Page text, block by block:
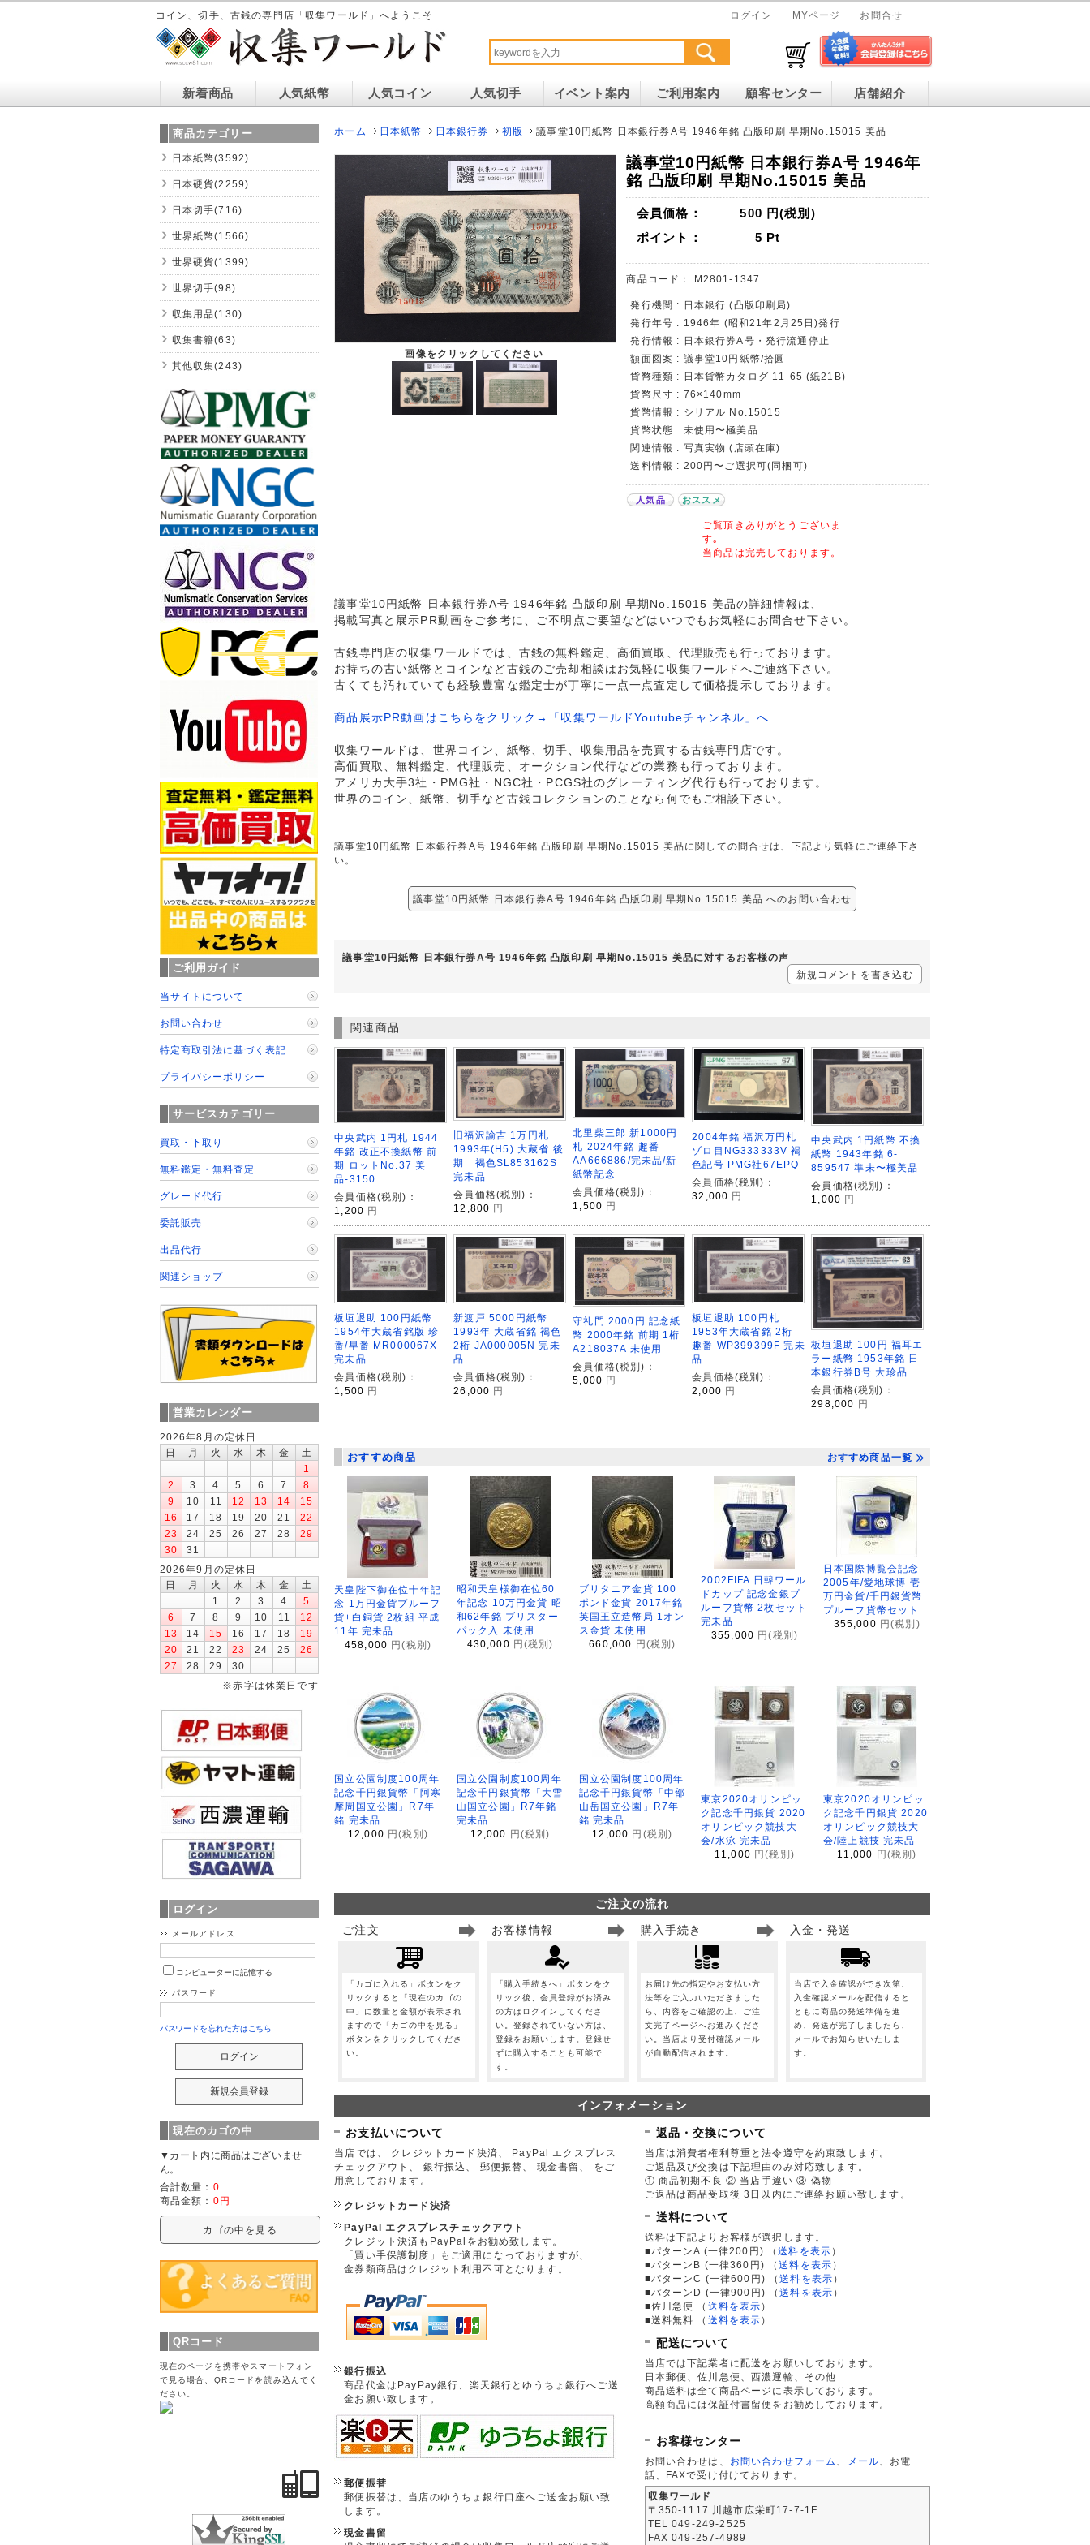
コイン、切手、古銭の専門店「収集ワールド」へようこそ ログイン MYページ お問合せ
新着商品 人気紙幣 人気コイン 人気切手 イベント案内 ご利用案内 顧客センター 店舗紹介
ホーム 日本紙幣 日本銀行券 初版 議事堂10円紙幣 日本銀行券A号 1946年銘 凸版印刷 早期No.15015 美品
画像をクリックしてください
議事堂10円紙幣 日本銀行券A号 1946年
銘 凸版印刷 早期No.15015 美品
会員価格： 500 円(税別)
ポイント：
5 Pt
商品コード： M2801-1347
発行機関 : 日本銀行 (凸版印刷局)
発行年号 : 1946年 (昭和21年2月25日)発行
発行情報 : 日本銀行券A号・発行流通停止
額面図案 : 議事堂10円紙幣/拾圓
貨幣種類 : 日本貨幣カタログ 11-65 (紙21B)
貨幣尺寸 : 76×140mm
貨幣情報 : シリアル No.15015
貨幣状態 : 未使用〜極美品
関連情報 : 写真実物 (店頭在庫)
送料情報 : 200円〜ご選択可(同梱可)
人気品 おススメ
ご覧頂きありがとうございま
す｡
当商品は完売しております。
議事堂10円紙幣 日本銀行券A号 1946年銘 凸版印刷 早期No.15015 美品の詳細情報は、
掲載写真と展示PR動画をご参考に、ご不明点ご要望などはいつでもお気軽にお問合せ下さい。
古銭専門店の収集ワールドでは、古銭の無料鑑定、高価買取、代理販売も行っております。
お持ちの古い紙幣とコインなど古銭のご売却相談はお気軽に収集ワールドへご連絡下さい。
古くても汚れていても経験豊富な鑑定士が丁寧に一点一点査定して価格提示しております。
商品展示PR動画はこちらをクリック→「収集ワールドYoutubeチャンネル」へ
収集ワールドは、世界コイン、紙幣、切手、収集用品を売買する古銭専門店です。
高価買取、無料鑑定、代理販売、オークション代行などの業務も行っております。
アメリカ大手3社・PMG社・NGC社・PCGS社のグレーティング代行も行っております。
世界のコイン、紙幣、切手など古銭コレクションのことなら何でもご相談下さい。
議事堂10円紙幣 日本銀行券A号 1946年銘 凸版印刷 早期No.15015 美品に関しての問合せは、下記より気軽にご連絡下さ
い。
議事堂10円紙幣 日本銀行券A号 1946年銘 凸版印刷 早期No.15015 美品 へのお問い合わせ
議事堂10円紙幣 日本銀行券A号 1946年銘 凸版印刷 早期No.15015 美品に対するお客様の声
新規コメントを書き込む
関連商品
中央武内 1円札 1944
年銘 改正不換紙幣 前
期 ロットNo.37 美
品-3150
会員価格(税別)：
1,200 円
旧福沢諭吉 1万円札
1993年(H5) 大蔵省 後
期 褐色SL853162S
完未品
会員価格(税別)：
12,800 円
北里柴三郎 新1000円
札 2024年銘 趣番
AA666886/完未品/新
紙幣記念
会員価格(税別)：
1,500 円
2004年銘 福沢万円札
ゾロ目NG333333V 褐
色記号 PMG社67EPQ
会員価格(税別)：
32,000 円
中央武内 1円紙幣 不換
紙幣 1943年銘 6-
859547 準未〜極美品
会員価格(税別)：
1,000 円
板垣退助 100円紙幣
1954年大蔵省銘版 珍
番/早番 MR000067X
完未品
会員価格(税別)：
1,500 円
新渡戸 5000円紙幣
1993年 大蔵省銘 褐色
2桁 JA000005N 完未
品
会員価格(税別)：
26,000 円
守礼門 2000円 記念紙
幣 2000年銘 前期 1桁
A218037A 未使用
会員価格(税別)：
5,000 円
板垣退助 100円札
1953年大蔵省銘 2桁
趣番 WP399399F 完未
品
会員価格(税別)：
2,000 円
板垣退助 100円 福耳エ
ラー紙幣 1953年銘 日
本銀行券B号 大珍品
会員価格(税別)：
298,000
円
おすすめ商品 おすすめ商品一覧
天皇陛下御在位十年記
念 1万円金貨プルーフ
貨+白銅貨 2枚組 平成
11年 完未品
458,000 円(税別)
昭和天皇様御在位60
年記念 10万円金貨 昭
和62年銘 ブリスター
パック入 未使用
430,000 円(税別)
ブリタニア金貨 100
ポンド金貨 2017年銘
英国王立造幣局 1オン
ス金貨 未使用
660,000 円(税別)
2002FIFA 日韓ワール
ドカップ 記念金銀プ
ルーフ貨幣 2枚セット
完未品
355,000 円(税別)
日本国際博覧会記念
2005年/愛地球博 壱
万円金貨/千円銀貨幣
プルーフ貨幣セット
355,000 円(税別)
国立公園制度100周年
記念千円銀貨幣「阿寒
摩周国立公園」R7年
銘 完未品
12,000 円(税別)
国立公園制度100周年
記念千円銀貨幣「大雪
山国立公園」R7年銘
完未品
12,000 円(税別)
国立公園制度100周年
記念千円銀貨幣「中部
山岳国立公園」R7年
銘 完未品
12,000 円(税別)
東京2020オリンピッ
ク記念千円銀貨 2020
オリンピック競技大
会/水泳 完未品
11,000 円(税別)
東京2020オリンピッ
ク記念千円銀貨 2020
オリンピック競技大
会/陸上競技 完未品
11,000 円(税別)
ご注文の流れ
ご注文
「カゴに入れる」ボタンをク
リックすると「現在のカゴの
中」に数量と金額が表示され
ますので「カゴの中を見る」
ボタンをクリックしてくださ
い。
お客様情報
「購入手続きへ」ボタンをク
リック後、会員登録がお済み
の方はログインしてくださ
い。登録されていない方は、
登録をお願いします。登録せ
ずに購入することも可能で
す。
購入手続き
お届け先の指定やお支払い方
法等をご入力いただきました
ら、内容をご確認の上、ご注
文完了ページへお進みくださ
い。当店より受付確認メール
が自動配信されます。
入金・発送
当店で入金確認ができ次第、
入金確認メールを配信すると
ともに商品の発送準備を進
め、発送が完了しましたら、
メールでお知らせいたしま
す。
インフォメーション
お支払いについて
当店では、 クレジットカード決済、 PayPal エクスプレス
チェックアウト、 銀行振込、 郵便振替、 現金書留、 をご
用意しております。
クレジットカード決済
PayPal エクスプレスチェックアウト
クレジット決済もPayPalをお勧め致します。
「買い手保護制度」もご適用になっておりますが、
金券類商品はクレジット利用不可となります。
銀行振込
商品代金はPayPay銀行、楽天銀行とゆうちょ銀行へご送
金お願い致します。
郵便振替
郵便振替は、当店のゆうちょ銀行口座へご送金お願い致
します。
現金書留
返品・交換について
当店は消費者権利尊重と法令遵守を約束致します。
ご返品及び交換は下記理由のみ対応致します。
① 商品初期不良 ② 当店手違い ③ 偽物
ご返品は商品受取後 3日以内にご連絡お願い致します。
送料について
送料は下記よりお客様が選択します。
■パターンA (一律200円)
（送料を表示 ）
■パターンB (一律360円)
（送料を表示 ）
■パターンC (一律600円)
（送料を表示 ）
■パターンD (一律900円)
（送料を表示 ）
■佐川急便
（ 送料を表示 ）
■送料無料
（ 送料を表示 ）
配送について
当店では下記業者に配送をお願いしております。
日本郵便、佐川急便、西濃運輸、その他
商品送料は全て商品ページに表示しております。
高額商品には保証付書留便をお勧めしております。
お客様センター
お問い合わせは、 お問い合わせフォーム メール 、お電
話、FAXで受け付けております。
収集ワールド
〒350-1117 川越市広栄町17-7-1F
TEL 049-249-2525
FAX 049-257-4989
商品カテゴリー
日本紙幣(3592)
日本硬貨(2259)
日本切手(716)
世界紙幣(1566)
世界硬貨(1399)
世界切手(98)
収集用品(130)
収集書籍(63)
其他収集(243)
ご利用ガイド
当サイトについて
お問い合わせ
特定商取引法に基づく表記
プライバシーポリシー
サービスカテゴリー
買取・下取り
無料鑑定・無料査定
グレード代行
委託販売
出品代行
関連ショップ
営業カレンダー
2026年8月の定休日
日
月 火 水 木 金
土
1
2
3 4 5 6 7
8
9
10 11 12 13 14
15
16
17 18 19 20 21
22
23
24 25 26 27 28
29
30
31
2026年9月の定休日
日
月 火 水 木 金
土
1
2 3 4
5
6
7 8 9 10 11
12
13
14 15 16 17 18
19
20
21 22 23 24 25
26
27
28 29
30
※赤字は休業日です
ログイン
メールアドレス
コンピューターに記憶する
パスワード
パスワードを忘れた方はこちら
現在のカゴの中
▼カート内に商品はございませ
ん。
合計数量： 0
商品金額： 0円
カゴの中を見る
QRコード
現在のページを携帯やスマートフォン
で見る場合、QRコードを読み込んでく
ださい。